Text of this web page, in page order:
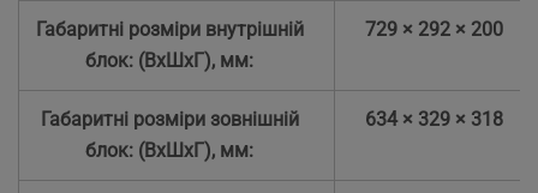
Габаритні розміри внутрішній
блок: (ВхШхГ), мм:
729 × 292 × 200
Габаритні розміри зовнішній
блок: (ВхШхГ), мм:
634 × 329 × 318